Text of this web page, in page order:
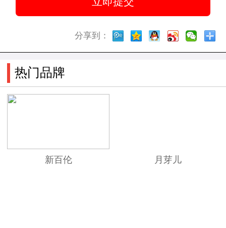
分享到：
热门品牌
新百伦 月芽儿